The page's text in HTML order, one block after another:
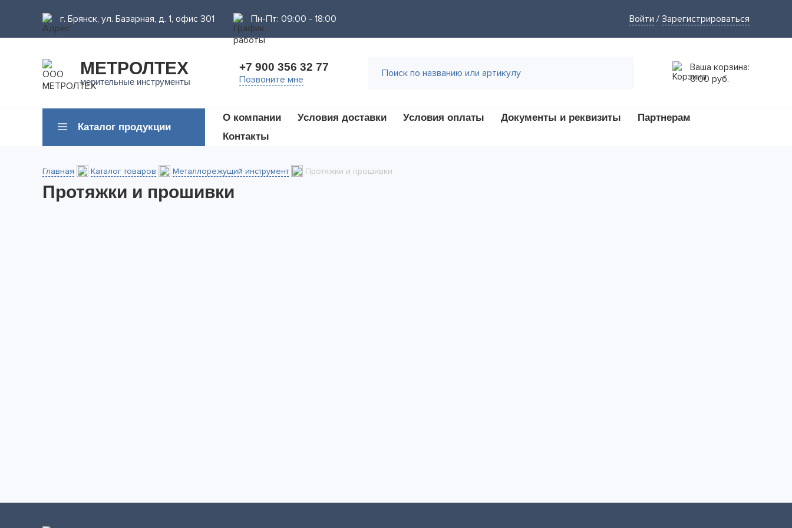
г. Брянск, ул. Базарная, д. 1, офис 301 Пн-Пт: 09:00 - 18:00 Войти / Зарегистрироваться
МЕТРОЛТЕХ
мерительные инструменты
+7 900 356 32 77
Позвоните мне
Ваша корзина:
0.00 руб.
Каталог продукции
О компании Условия доставки Условия оплаты Документы и реквизиты
Партнерам
Контакты
Главная Каталог товаров Металлорежущий инструмент Протяжки и прошивки
Протяжки и прошивки